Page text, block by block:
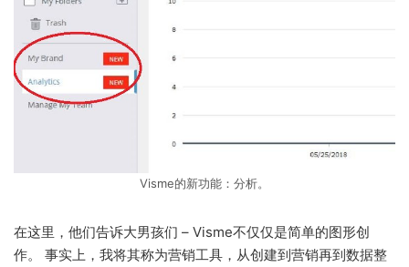
Visme的新功能：分析。
在这里，他们告诉大男孩们 – Visme不仅仅是简单的图形创
作。 事实上，我将其称为营销工具，从创建到营销再到数据整